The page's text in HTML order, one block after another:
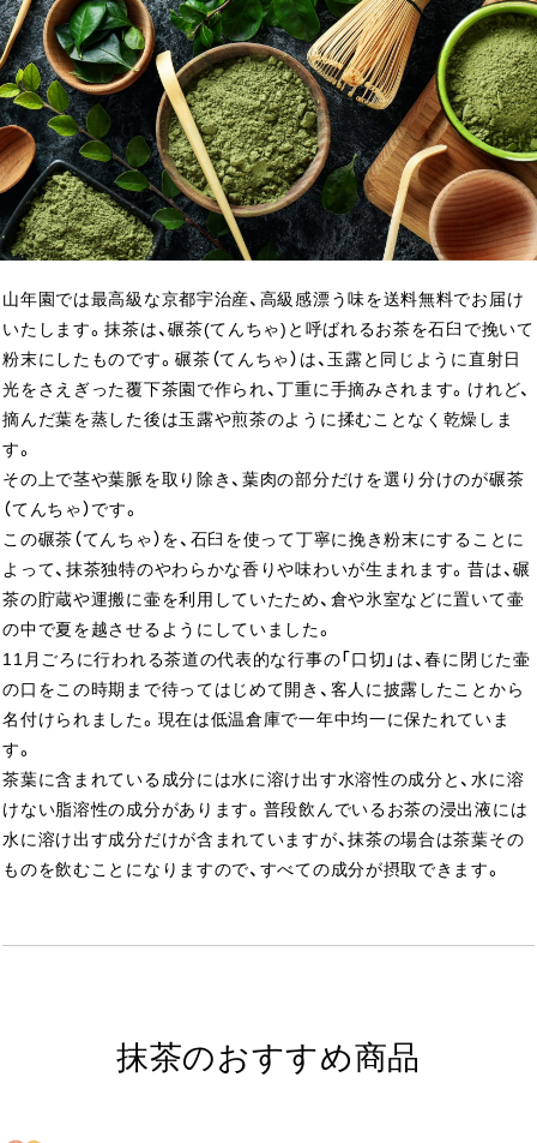
山年園では最高級な京都宇治産、高級感漂う味を送料無料でお届け
いたします。抹茶は、碾茶(てんちゃ)と呼ばれるお茶を石臼で挽いて
粉末にしたものです。碾茶（てんちゃ）は、玉露と同じように直射日
光をさえぎった覆下茶園で作られ、丁重に手摘みされます。けれど、
摘んだ葉を蒸した後は玉露や煎茶のように揉むことなく乾燥しま
す。
その上で茎や葉脈を取り除き、葉肉の部分だけを選り分けのが碾茶
（てんちゃ）です。
この碾茶（てんちゃ）を、石臼を使って丁寧に挽き粉末にすることに
よって、抹茶独特のやわらかな香りや味わいが生まれます。昔は、碾
茶の貯蔵や運搬に壷を利用していたため、倉や氷室などに置いて壷
の中で夏を越させるようにしていました。
11月ごろに行われる茶道の代表的な行事の「口切」は、春に閉じた壷
の口をこの時期まで待ってはじめて開き、客人に披露したことから
名付けられました。現在は低温倉庫で一年中均一に保たれていま
す。
茶葉に含まれている成分には水に溶け出す水溶性の成分と、水に溶
けない脂溶性の成分があります。普段飲んでいるお茶の浸出液には
水に溶け出す成分だけが含まれていますが、抹茶の場合は茶葉その
ものを飲むことになりますので、すべての成分が摂取できます。
抹茶のおすすめ商品